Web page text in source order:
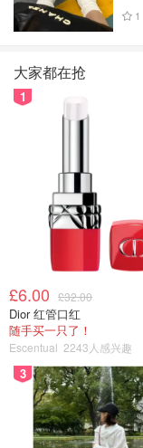
接着大家需要输入
1
大家都在抢
1
£6.00 £32.00
Dior 红管口红
随手买一只了！
Escentual 2243人感兴趣
3